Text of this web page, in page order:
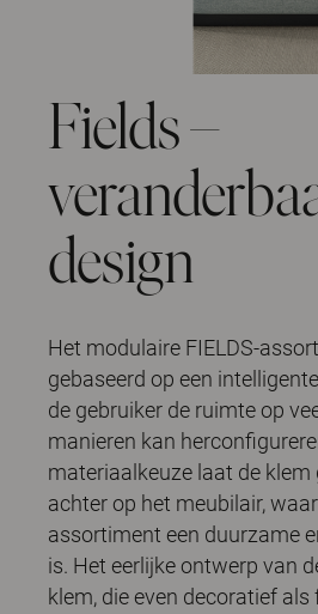
Fields –
design
Het modulaire FIELDS-
gebaseerd op een
de gebruiker de ruimte op
manieren kan
materiaalkeuze laat de klem
achter op het meubilair,
assortiment een duurzame
is. Het eerlijke ontwerp van
klem, die even decoratief als